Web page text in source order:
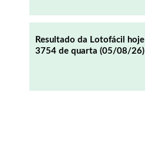
Resultado da Lotofácil hoje
3754 de quarta (05/08/26)